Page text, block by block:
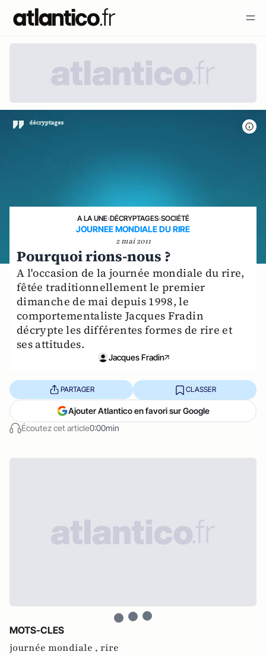
A LA UNE›DÉCRYPTAGES›SOCIÉTÉ
JOURNEE MONDIALE DU RIRE
2 mai 2011
Pourquoi rions-nous ?
A l'occasion de la journée mondiale du rire,
fêtée traditionnellement le premier
dimanche de mai depuis 1998, le
comportementaliste Jacques Fradin
décrypte les différentes formes de rire et
ses attitudes.
Jacques Fradin
Écoutez cet article0:00min
PARTAGER CLASSER
Ajouter Atlantico en favori sur Google
MOTS-CLES
journée mondiale , rire